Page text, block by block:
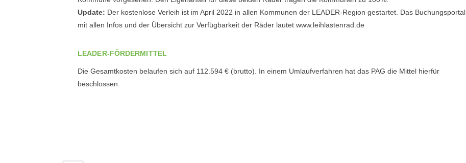
Update: Der kostenlose Verleih ist im April 2022 in allen Kommunen der LEADER-Region gestartet. Das Buchungsportal
mit allen Infos und der Übersicht zur Verfügbarkeit der Räder lautet www.leihlastenrad.de
LEADER-FÖRDERMITTEL
Die Gesamtkosten belaufen sich auf 112.594 € (brutto). In einem Umlaufverfahren hat das PAG die Mittel hierfür
beschlossen.